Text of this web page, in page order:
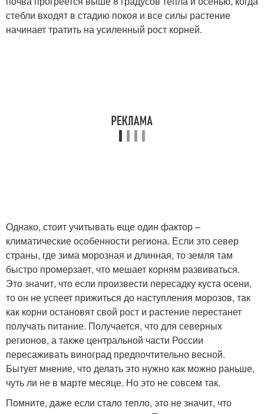
стебли входят в стадию покоя и все силы растение
начинает тратить на усиленный рост корней.
Однако, стоит учитывать еще один фактор –
климатические особенности региона. Если это север
страны, где зима морозная и длинная, то земля там
быстро промерзает, что мешает корням развиваться.
Это значит, что если произвести пересадку куста осени,
то он не успеет прижиться до наступления морозов, так
как корни остановят свой рост и растение перестанет
получать питание. Получается, что для северных
регионов, а также центральной части России
пересаживать виноград предпочтительно весной.
Бытует мнение, что делать это нужно как можно раньше,
чуть ли не в марте месяце. Но это не совсем так.
Помните, даже если стало тепло, это не значит, что